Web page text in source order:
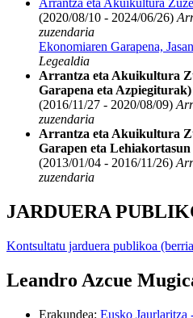
Arrantza eta Akuikultura
(2020/08/10 - 2024/06/26)
zuzendaria
Ekonomiaren Garapena,
Legealdia
Arrantza eta Akuikultura
Garapena eta Azpiegiturak)
(2016/11/27 - 2020/08/09)
zuzendaria
Arrantza eta Akuikultura
Garapen eta
(2013/01/04 - 2016/11/26)
zuzendaria
JARDUERA
Kontsultatu jarduera publikoa
Leandro Azcue
Erakundea: Eusko Jaurlaritza